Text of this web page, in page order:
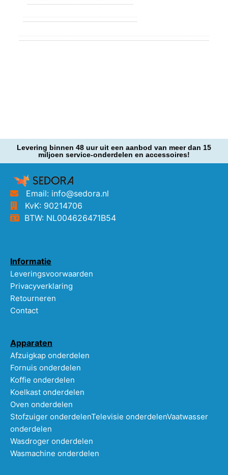
Levering binnen 48 uur uit een aanbod van meer dan 15
miljoen service-onderdelen en accessoires!
Email: info@sedora.nl
KvK: 90214706
BTW: NL004626471B54
Informatie
Leveringsvoorwaarden
Privacyverklaring
Retourneren
Contact
Apparaten
Afzuigkap onderdelen
Fornuis onderdelen
Koffie onderdelen
Koelkast onderdelen
Oven onderdelen
Stofzuiger onderdelenTelevisie onderdelenVaatwasser
onderdelen
Wasdroger onderdelen
Wasmachine onderdelen